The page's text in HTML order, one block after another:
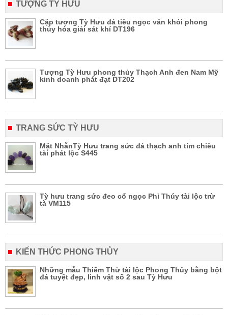
TƯỢNG TỲ HƯU
Cặp tượng Tỳ Hưu đá tiêu ngọc vân khói phong
thủy hóa giải sát khí DT196
Tượng Tỳ Hưu phong thủy Thạch Anh đen Nam Mỹ
kinh doanh phát đạt DT202
TRANG SỨC TỲ HƯU
Mặt NhẫnTỳ Hưu trang sức đá thạch anh tím chiêu
tài phát lộc S445
Tỳ hưu trang sức đeo cổ ngọc Phỉ Thúy tài lộc trừ
tà VM115
KIẾN THỨC PHONG THỦY
Những mẫu Thiềm Thừ tài lộc Phong Thủy bằng bột
đá tuyệt đẹp, linh vật số 2 sau Tỳ Hưu